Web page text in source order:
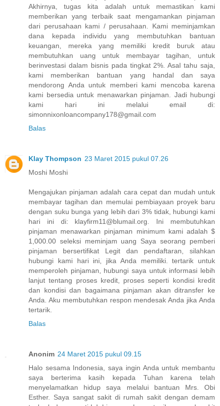
Akhirnya, tugas kita adalah untuk memastikan kami
memberikan yang terbaik saat mengamankan pinjaman
dari perusahaan kami / perusahaan. Kami meminjamkan
dana kepada individu yang membutuhkan bantuan
keuangan, mereka yang memiliki kredit buruk atau
membutuhkan uang untuk membayar tagihan, untuk
berinvestasi dalam bisnis pada tingkat 2%. Asal tahu saja,
kami memberikan bantuan yang handal dan saya
mendorong Anda untuk memberi kami mencoba karena
kami bersedia untuk menawarkan pinjaman. Jadi hubungi
kami hari ini melalui email di:
simonnixonloancompany178@gmail.com
Balas
Klay Thompson 23 Maret 2015 pukul 07.26
Moshi Moshi
Mengajukan pinjaman adalah cara cepat dan mudah untuk
membayar tagihan dan memulai pembiayaan proyek baru
dengan suku bunga yang lebih dari 3% tidak, hubungi kami
hari ini di: klayfirm11@blumail.org. Ini membutuhkan
pinjaman menawarkan pinjaman minimum kami adalah $
1,000.00 seleksi meminjam uang Saya seorang pemberi
pinjaman bersertifikat Legit dan pendaftaran, silahkan
hubungi kami hari ini, jika Anda memiliki. tertarik untuk
memperoleh pinjaman, hubungi saya untuk informasi lebih
lanjut tentang proses kredit, proses seperti kondisi kredit
dan kondisi dan bagaimana pinjaman akan ditransfer ke
Anda. Aku membutuhkan respon mendesak Anda jika Anda
tertarik.
Balas
Anonim 24 Maret 2015 pukul 09.15
Halo sesama Indonesia, saya ingin Anda untuk membantu
saya berterima kasih kepada Tuhan karena telah
menyelamatkan hidup saya melalui bantuan Mrs. Obi
Esther. Saya sangat sakit di rumah sakit dengan demam